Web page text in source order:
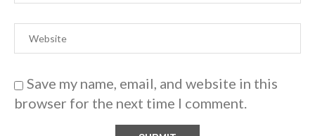
Save my name, email, and website in this
browser for the next time I comment.